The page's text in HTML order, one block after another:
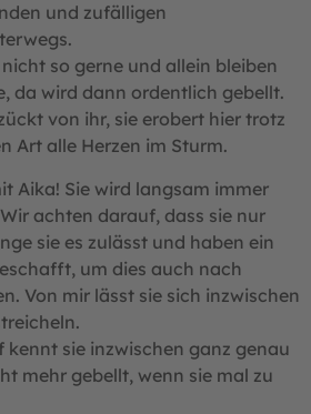
und zufälligen
so gerne und allein bleiben
da wird dann ordentlich gebellt.
von ihr, sie erobert hier trotz
Art alle Herzen im Sturm.
Aika! Sie wird langsam immer
achten darauf, dass sie nur
sie es zulässt und haben ein
um dies auch nach
Von mir lässt sie sich inzwischen
kennt sie inzwischen ganz genau
mehr gebellt, wenn sie mal zu